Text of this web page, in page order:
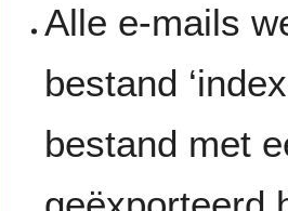
Alle e-mails
bestand
bestand met